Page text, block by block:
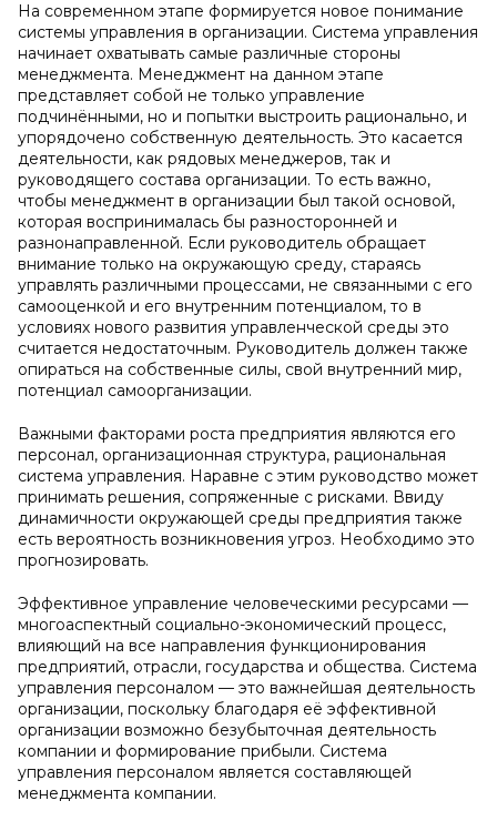
На современном этапе формируется новое понимание
системы управления в организации. Система управления
начинает охватывать самые различные стороны
менеджмента. Менеджмент на данном этапе
представляет собой не только управление
подчинёнными, но и попытки выстроить рационально, и
упорядочено собственную деятельность. Это касается
деятельности, как рядовых менеджеров, так и
руководящего состава организации. То есть важно,
чтобы менеджмент в организации был такой основой,
которая воспринималась бы разносторонней и
разнонаправленной. Если руководитель обращает
внимание только на окружающую среду, стараясь
управлять различными процессами, не связанными с его
самооценкой и его внутренним потенциалом, то в
условиях нового развития управленческой среды это
считается недостаточным. Руководитель должен также
опираться на собственные силы, свой внутренний мир,
потенциал самоорганизации.
Важными факторами роста предприятия являются его
персонал, организационная структура, рациональная
система управления. Наравне с этим руководство может
принимать решения, сопряженные с рисками. Ввиду
динамичности окружающей среды предприятия также
есть вероятность возникновения угроз. Необходимо это
прогнозировать.
Эффективное управление человеческими ресурсами —
многоаспектный социально-экономический процесс,
влияющий на все направления функционирования
предприятий, отрасли, государства и общества. Система
управления персоналом — это важнейшая деятельность
организации, поскольку благодаря её эффективной
организации возможно безубыточная деятельность
компании и формирование прибыли. Система
управления персоналом является составляющей
менеджмента компании.